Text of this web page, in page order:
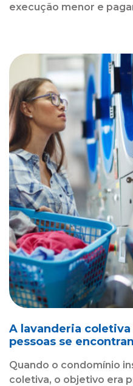
execução menor e
A lavanderia
pessoas se
Quando o condomínio
coletiva, o objetivo era